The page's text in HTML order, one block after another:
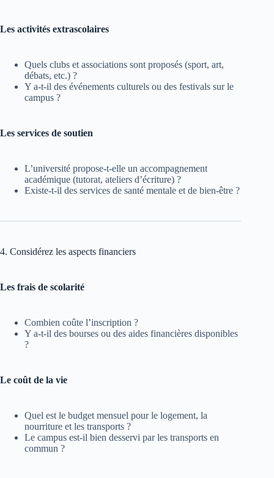
Les activités extrascolaires
Quels clubs et associations sont proposés (sport, art,
débats, etc.) ?
Y a-t-il des événements culturels ou des festivals sur le
campus ?
Les services de soutien
L’université propose-t-elle un accompagnement
académique (tutorat, ateliers d’écriture) ?
Existe-t-il des services de santé mentale et de bien-être ?
4. Considérez les aspects financiers
Les frais de scolarité
Combien coûte l’inscription ?
Y a-t-il des bourses ou des aides financières disponibles
?
Le coût de la vie
Quel est le budget mensuel pour le logement, la
nourriture et les transports ?
Le campus est-il bien desservi par les transports en
commun ?